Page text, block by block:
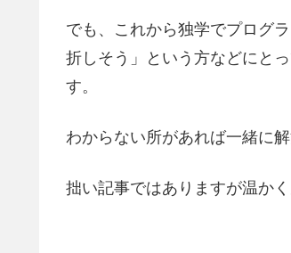
でも、これから独学でプログ
折しそう」という方などにと
す。
わからない所があれば一緒に
拙い記事ではありますが温か